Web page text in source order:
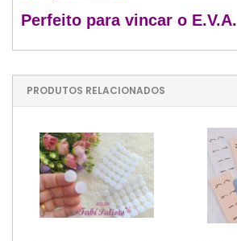
Perfeito para vincar o E.V.A.
PRODUTOS RELACIONADOS